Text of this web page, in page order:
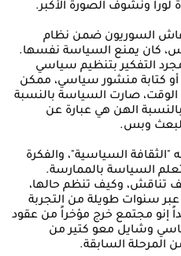
ونشوف الصورة الأكبر.
السوريون ضمن نظام
كان يمنع السياسة نفسها.
التفكير بتنظيم سياسي
أو كتابة منشور سياسي، ممكن
صارت السياسة بالنسبة
الهن هي عبارة عن
وبس.
السياسية"، والفكرة
السياسة بالممارسة.
تناقش، وكيف تنظم حالها،
سنوات طويلة من التجربة
إنو مجتمع خرج مؤخراً من عقود
وشايل معو كتير من
المرحلة السابقة.